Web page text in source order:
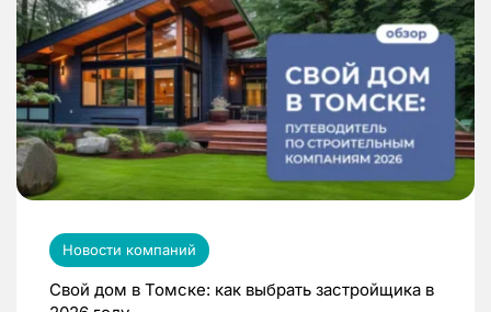
Новости компаний
Свой дом в Томске: как выбрать застройщика в